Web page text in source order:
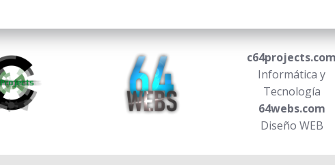
c64projects.com
Informática y
Tecnología
64webs.com
Diseño WEB